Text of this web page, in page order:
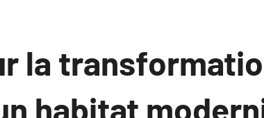
la
habitat